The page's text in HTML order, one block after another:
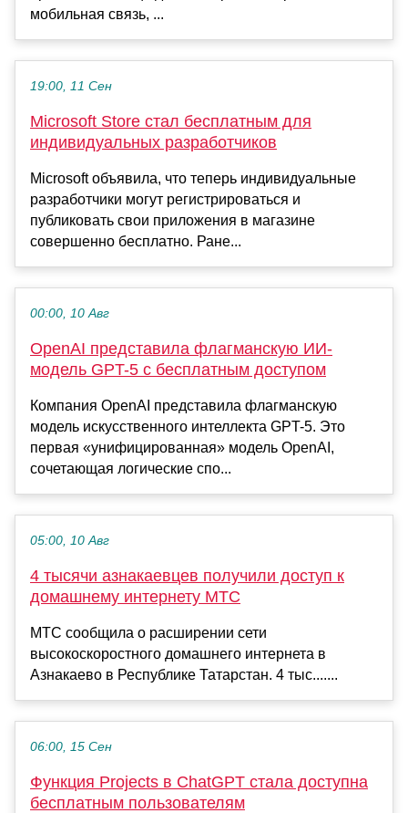
мобильная связь, ...
19:00, 11 Сен
Microsoft Store стал бесплатным для
индивидуальных разработчиков
Microsoft объявила, что теперь индивидуальные
разработчики могут регистрироваться и
публиковать свои приложения в магазине
совершенно бесплатно. Ране...
00:00, 10 Авг
OpenAI представила флагманскую ИИ-
модель GPT-5 с бесплатным доступом
Компания OpenAI представила флагманскую
модель искусственного интеллекта GPT-5. Это
первая «унифицированная» модель OpenAI,
сочетающая логические спо...
05:00, 10 Авг
4 тысячи азнакаевцев получили доступ к
домашнему интернету МТС
МТС сообщила о расширении сети
высокоскоростного домашнего интернета в
Азнакаево в Республике Татарстан. 4 тыс.......
06:00, 15 Сен
Функция Projects в ChatGPT стала доступна
бесплатным пользователям